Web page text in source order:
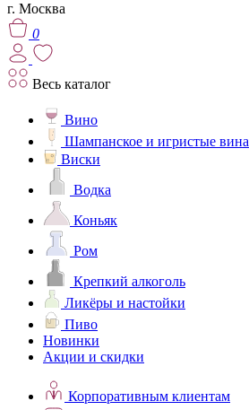
г. Москва
0
Весь каталог
Вино
Шампанское и игристые вина
Виски
Водка
Коньяк
Ром
Крепкий алкоголь
Ликёры и настойки
Пиво
Новинки
Акции и скидки
Корпоративным клиентам